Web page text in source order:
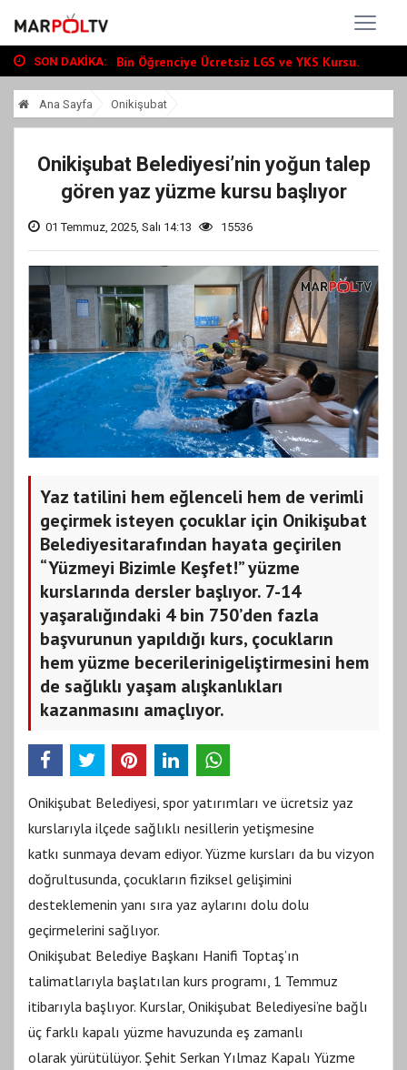
SON DAKIKA:
Bin Öğrenciye Ücretsiz LGS ve YKS Kursu...
“Tour Of Kahramanmaraş” Uluslararası Yol...
Ana Sayfa Onikişubat
Onikişubat Belediyesi’nin yoğun talep
gören yaz yüzme kursu başlıyor
01 Temmuz, 2025, Salı 14:13 15536
Yaz tatilini hem eğlenceli hem de verimli
geçirmek isteyen çocuklar için Onikişubat
Belediyesitarafından hayata geçirilen
“Yüzmeyi Bizimle Keşfet!” yüzme
kurslarında dersler başlıyor. 7-14
yaşaralığındaki 4 bin 750’den fazla
başvurunun yapıldığı kurs, çocukların
hem yüzme becerilerinigeliştirmesini hem
de sağlıklı yaşam alışkanlıkları
kazanmasını amaçlıyor.
Onikişubat Belediyesi, spor yatırımları ve ücretsiz yaz
kurslarıyla ilçede sağlıklı nesillerin yetişmesine
katkı sunmaya devam ediyor. Yüzme kursları da bu vizyon
doğrultusunda, çocukların fiziksel gelişimini
desteklemenin yanı sıra yaz aylarını dolu dolu
geçirmelerini sağlıyor.
Onikişubat Belediye Başkanı Hanifi Toptaş’ın
talimatlarıyla başlatılan kurs programı, 1 Temmuz
itibarıyla başlıyor. Kurslar, Onikişubat Belediyesi’ne bağlı
üç farklı kapalı yüzme havuzunda eş zamanlı
olarak yürütülüyor. Şehit Serkan Yılmaz Kapalı Yüzme